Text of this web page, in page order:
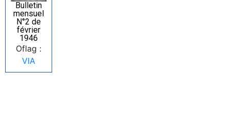
Bulletin
mensuel
N°2 de
février
1946
Oflag :
VIA